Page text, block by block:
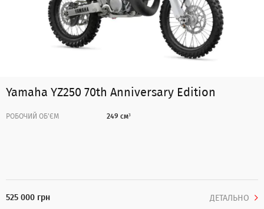
Yamaha YZ250 70th Anniversary Edition
РОБОЧИЙ ОБ'ЄМ 249 см³
525 000 грн ДЕТАЛЬНО